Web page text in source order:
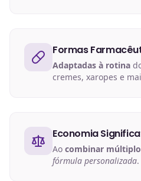
Formas
Adaptadas à rotina
cremes, xaropes e
Economia
Ao combinar
fórmula personalizada.